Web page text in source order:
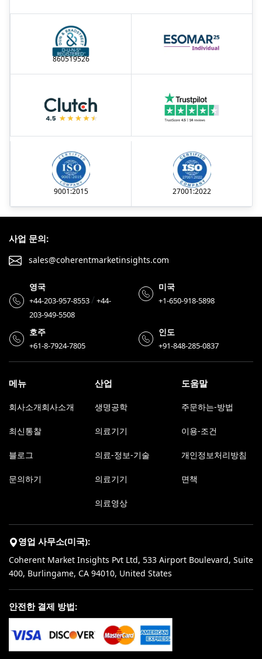
860519526
9001:2015 27001:2022
사업 문의:
sales@coherentmarketinsights.com
영국
+44-203-957-8553/+44-
203-949-5508
미국
+1-650-918-5898
호주
+61-8-7924-7805
인도
+91-848-285-0837
메뉴
회사소개회사소개
최신통찰
블로그
문의하기
산업
생명공학
의료기기
의료-정보-기술
의료기기
의료영상
도움말
주문하는-방법
이용-조건
개인정보처리방침
면책
영업 사무소(미국):
Coherent Market Insights Pvt Ltd, 533 Airport Boulevard, Suite
400, Burlingame, CA 94010, United States
안전한 결제 방법: